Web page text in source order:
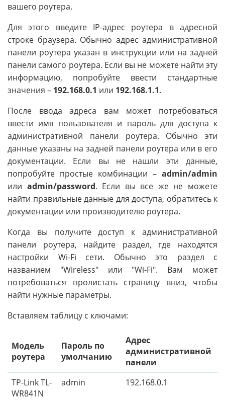
вашего роутера.
Для этого введите IP-адрес роутера в адресной
строке браузера. Обычно адрес административной
панели роутера указан в инструкции или на задней
панели самого роутера. Если вы не можете найти эту
информацию, попробуйте ввести стандартные
значения – 192.168.0.1 или 192.168.1.1.
После ввода адреса вам может потребоваться
ввести имя пользователя и пароль для доступа к
административной панели роутера. Обычно эти
данные указаны на задней панели роутера или в его
документации. Если вы не нашли эти данные,
попробуйте простые комбинации – admin/admin
или admin/password. Если вы все же не можете
найти правильные данные для доступа, обратитесь к
документации или производителю роутера.
Когда вы получите доступ к административной
панели роутера, найдите раздел, где находятся
настройки Wi-Fi сети. Обычно это раздел с
названием "Wireless" или "Wi-Fi". Вам может
потребоваться пролистать страницу вниз, чтобы
найти нужные параметры.
Вставляем таблицу с ключами:
Модель
роутера
Пароль по
умолчанию
Адрес
административной
панели
TP-Link TL-
WR841N
admin 192.168.0.1